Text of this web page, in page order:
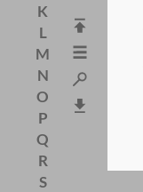
K
L
M
N
O
P
Q
R
S